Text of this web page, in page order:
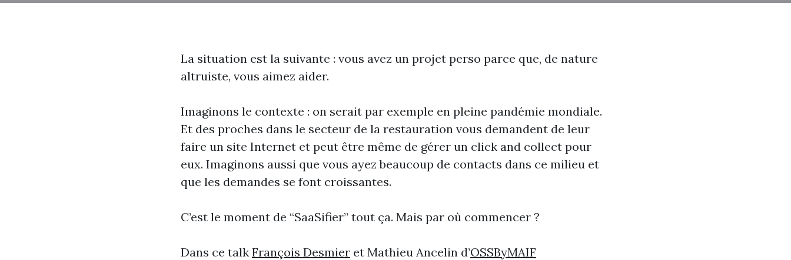
La situation est la suivante : vous avez un projet perso parce que, de nature
altruiste, vous aimez aider.
Imaginons le contexte : on serait par exemple en pleine pandémie mondiale.
Et des proches dans le secteur de la restauration vous demandent de leur
faire un site Internet et peut être même de gérer un click and collect pour
eux. Imaginons aussi que vous ayez beaucoup de contacts dans ce milieu et
que les demandes se font croissantes.
C’est le moment de “SaaSifier” tout ça. Mais par où commencer ?
Dans ce talk François Desmier et Mathieu Ancelin d’OSSByMAIF